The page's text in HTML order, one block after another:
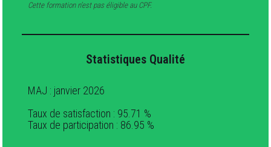
Cette formation n’est pas éligible au CPF.
Statistiques Qualité
MAJ : janvier 2026
Taux de satisfaction : 95.71 %
Taux de participation : 86.95 %